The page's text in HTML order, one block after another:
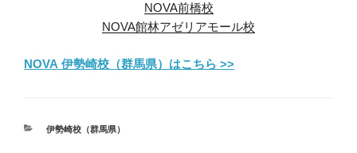
NOVA前橋校
NOVA館林アゼリアモール校
NOVA 伊勢崎校（群馬県）はこちら >>
カ
伊勢崎校（群馬県）